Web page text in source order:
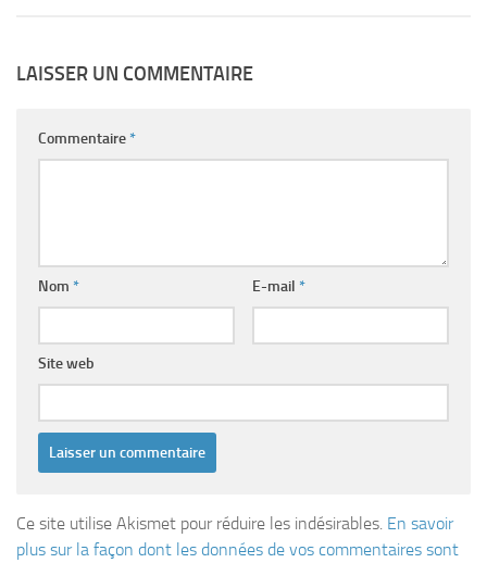
LAISSER UN COMMENTAIRE
Commentaire*
Nom * E-mail *
Site web
Ce site utilise Akismet pour réduire les indésirables. En savoir
plus sur la façon dont les données de vos commentaires sont